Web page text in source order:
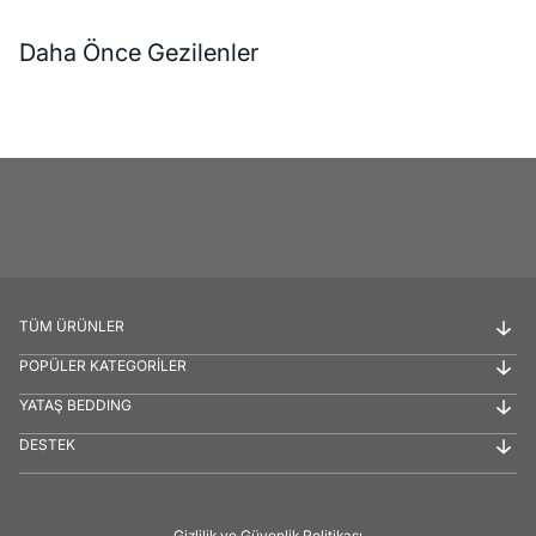
Daha Önce Gezilenler
TÜM ÜRÜNLER
POPÜLER KATEGORİLER
YATAŞ BEDDING
DESTEK